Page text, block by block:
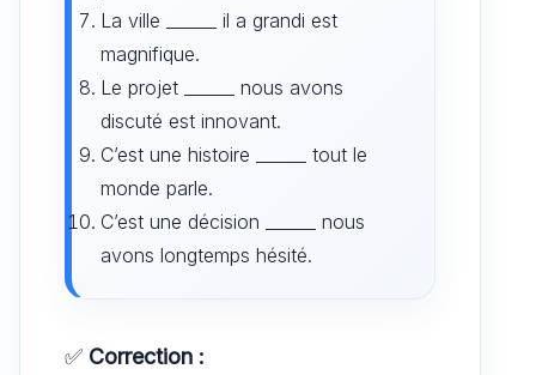
La ville ______ il a grandi est
magnifique.
Le projet ______ nous avons
discuté est innovant.
C’est une histoire ______ tout le
monde parle.
C’est une décision ______ nous
avons longtemps hésité.
✅ Correction :